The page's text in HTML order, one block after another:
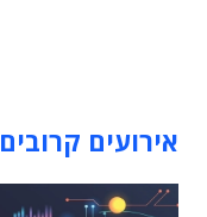
אירועים קרובים